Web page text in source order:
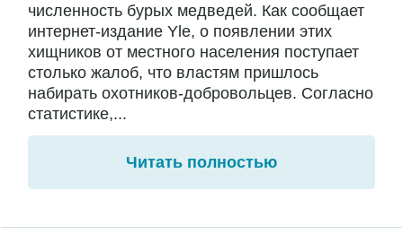
численность бурых медведей. Как сообщает
интернет-издание Yle, о появлении этих
хищников от местного населения поступает
столько жалоб, что властям пришлось
набирать охотников-добровольцев. Согласно
статистике,...
Читать полностью